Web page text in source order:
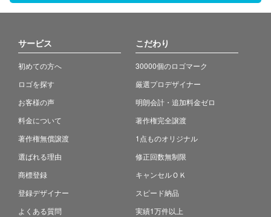
サービス
初めての方へ
ロゴを探す
お客様の声
料金について
著作権無償譲渡
選ばれる理由
商標登録
登録デザイナー
よくある質問
こだわり
30000個のロゴマーク
厳選プロデザイナー
明朗会計・追加料金ゼロ
著作権完全譲渡
1点ものオリジナル
修正回数無制限
キャンセルＯＫ
スピード納品
実績1万件以上